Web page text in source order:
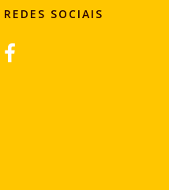
REDES SOCIAIS